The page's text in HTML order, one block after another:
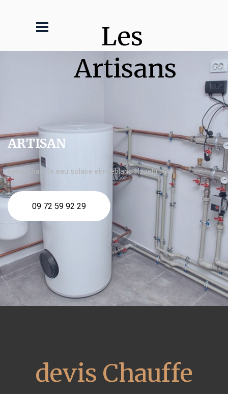
Les
Artisans
ARTISAN
devis Chauffe eau solaire elm leblanc Hazebrouck
09 72 59 92 29
devis Chauffe